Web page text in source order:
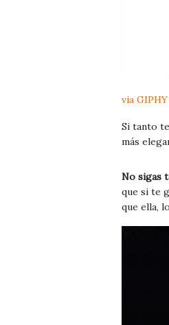
via GIPHY
Si tanto
más
No sigas
que si te
que ella,